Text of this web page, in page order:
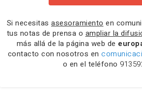
Si necesitas asesoramiento en
tus notas de prensa o ampliar la
más allá de la página web de
contacto con nosotros en
o en el teléfono